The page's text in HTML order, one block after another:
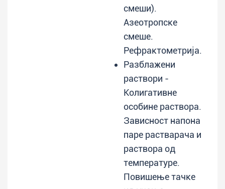
смеши).
Азеотропске
смеше.
Рефрактометрија.
Разблажени
раствори -
Колигативне
особине раствора.
Зависност напона
паре растварача и
раствора од
температуре.
Повишење тачке